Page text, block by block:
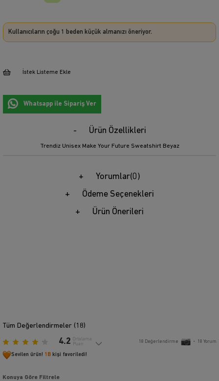
Kullanıcıların çoğu 1 beden küçük almanızı öneriyor.
İstek Listeme Ekle
Whatsapp ile Sipariş Ver
Ürün Özellikleri
Trendiz Unisex Make Your Future Sweatshirt Beyaz
Yorumlar(0)
Ödeme Seçenekleri
Ürün Önerileri
Tüm Değerlendirmeler ( 18)
4.2
Ortalama
Puan
18 Değerlendirme • 18 Yorum
Sevilen ürün! 1B kişi favoriledi!
Konuya Göre Filtrele